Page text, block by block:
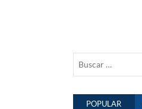
POPULAR